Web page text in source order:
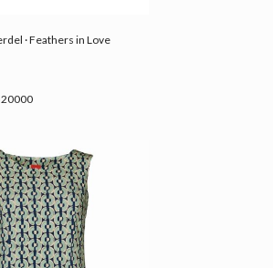
· Feathers in Love